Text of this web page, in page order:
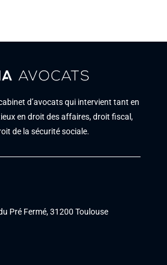
d’avocats qui intervient tant en
en droit des affaires, droit fiscal,
de la sécurité sociale.
Pré Fermé, 31200 Toulouse